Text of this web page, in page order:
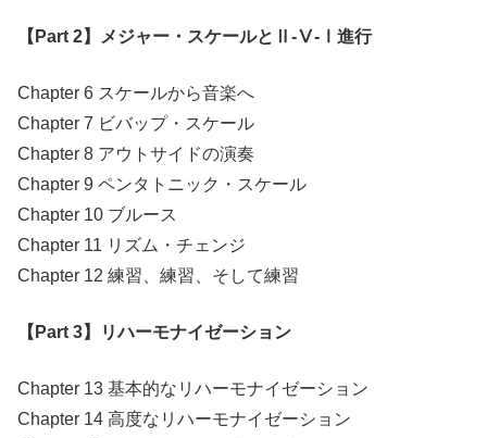
【Part 2】メジャー・スケールとⅡ-Ⅴ-Ⅰ進行
Chapter 6 スケールから音楽へ
Chapter 7 ビバップ・スケール
Chapter 8 アウトサイドの演奏
Chapter 9 ペンタトニック・スケール
Chapter 10 ブルース
Chapter 11 リズム・チェンジ
Chapter 12 練習、練習、そして練習
【Part 3】リハーモナイゼーション
Chapter 13 基本的なリハーモナイゼーション
Chapter 14 高度なリハーモナイゼーション